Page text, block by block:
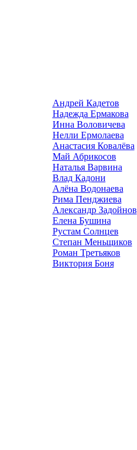
Андрей Кадетов
Надежда Ермакова
Инна Воловичева
Нелли Ермолаева
Анастасия Ковалёва
Май Абрикосов
Наталья Варвина
Влад Кадони
Алёна Водонаева
Рима Пенджиева
Александр Задойнов
Елена Бушина
Рустам Солнцев
Степан Меньщиков
Роман Третьяков
Виктория Боня